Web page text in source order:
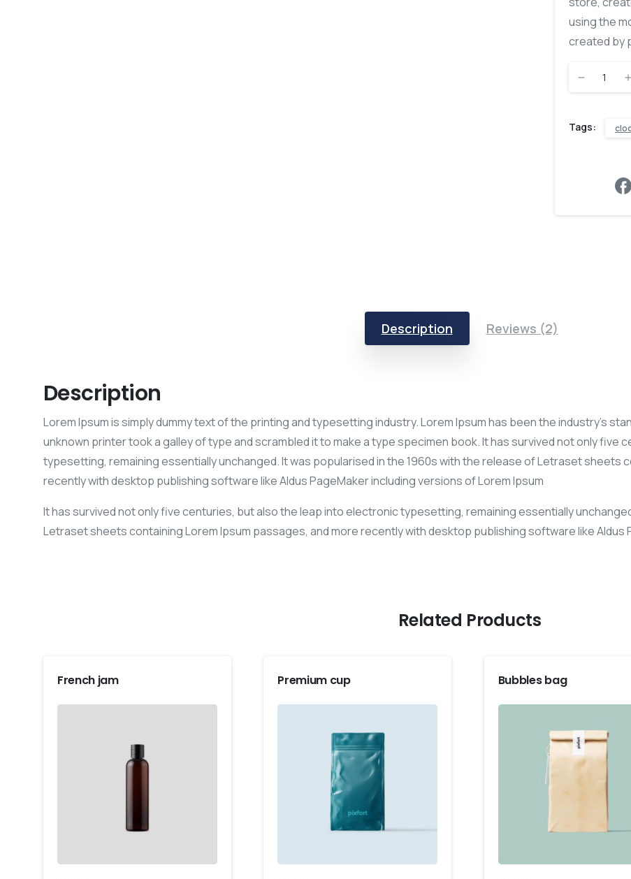
using the
created by
Chocolate
quantity
Tags:
Description Reviews (2)
Description
Lorem Ipsum is simply dummy text of the printing and typesetting industry. Lorem Ipsum has been the industry’s
unknown printer took a galley of type and scrambled it to make a type specimen book. It has survived not only five
typesetting, remaining essentially unchanged. It was popularised in the 1960s with the release of Letraset sheets
recently with desktop publishing software like Aldus PageMaker including versions of Lorem Ipsum
It has survived not only five centuries, but also the leap into electronic typesetting, remaining essentially
Letraset sheets containing Lorem Ipsum passages, and more recently with desktop publishing software like Aldus
Related Products
French jam Premium cup Bubbles bag